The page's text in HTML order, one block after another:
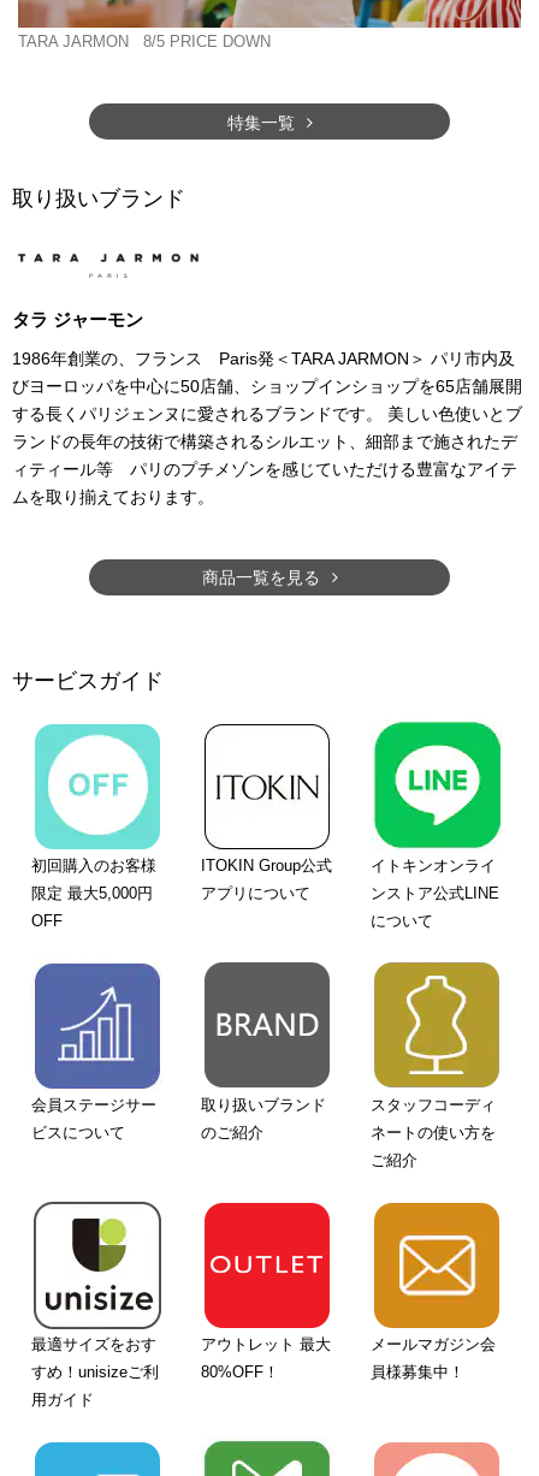
TARA JARMON 8/5 PRICE DOWN
特集一覧
取り扱いブランド
タラ ジャーモン
1986年創業の、フランス Paris発＜TARA JARMON＞ パリ市内及
びヨーロッパを中心に50店舗、ショップインショップを65店舗展開
する長くパリジェンヌに愛されるブランドです。 美しい色使いとブ
ランドの長年の技術で構築されるシルエット、細部まで施されたデ
ィティール等 パリのプチメゾンを感じていただける豊富なアイテ
ムを取り揃えております。
商品一覧を見る
サービスガイド
初回購入のお客様
限定 最大5,000円
OFF
ITOKIN Group公式
アプリについて
イトキンオンライ
ンストア公式LINE
について
会員ステージサー
ビスについて
取り扱いブランド
のご紹介
スタッフコーディ
ネートの使い方を
ご紹介
最適サイズをおす
すめ！unisizeご利
用ガイド
アウトレット 最大
80%OFF！
メールマガジン会
員様募集中！